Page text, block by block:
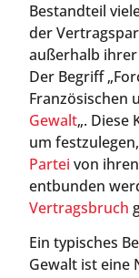
Bestandteil
der
außerhalb
Der Begriff
Französischen
Gewalt„. Diese
um
Partei von
entbunden
Vertragsbruch
Ein typisches
Gewalt ist eine